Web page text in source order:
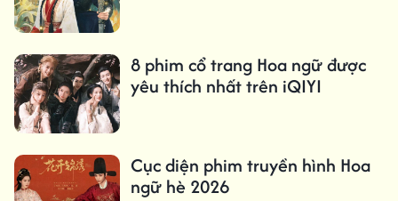
8 phim cổ trang Hoa ngữ được
yêu thích nhất trên iQIYI
Cục diện phim truyền hình Hoa
ngữ hè 2026